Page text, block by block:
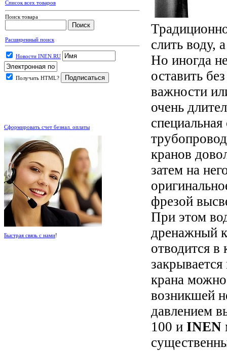
Список всех товаров
Поиск товара
Расширенный поиск
Новости INEN.RU
Получать HTML?
Сформировать счет безнал. оплаты
Быстрая связь с нами!
слить воду,
Но иногда
оставить
важности
очень
кранов
затем на
фрезой
При этом
дренажный
отводится в
крана можно
возникшей
давлением
100 и INEN